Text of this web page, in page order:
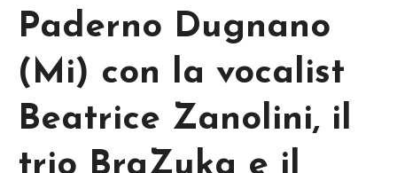
Paderno Dugnano
(Mi) con la vocalist
Beatrice Zanolini, il
trio BraZuka e il